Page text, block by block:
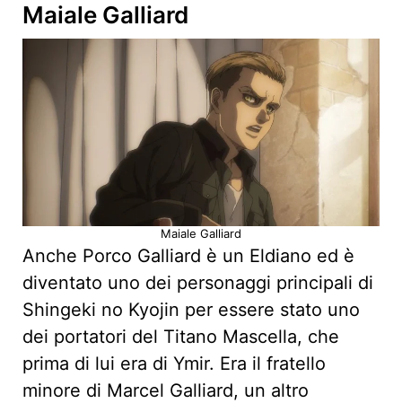
Maiale Galliard
Maiale Galliard
Anche Porco Galliard è un Eldiano ed è
diventato uno dei personaggi principali di
Shingeki no Kyojin per essere stato uno
dei portatori del Titano Mascella, che
prima di lui era di Ymir. Era il fratello
minore di Marcel Galliard, un altro